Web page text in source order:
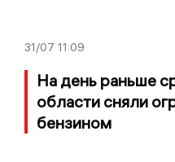
31/07 11:09
На день раньше
области сняли
бензином